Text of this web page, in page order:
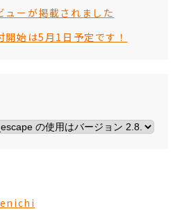
ューが掲載されました
始は5月1日予定です！